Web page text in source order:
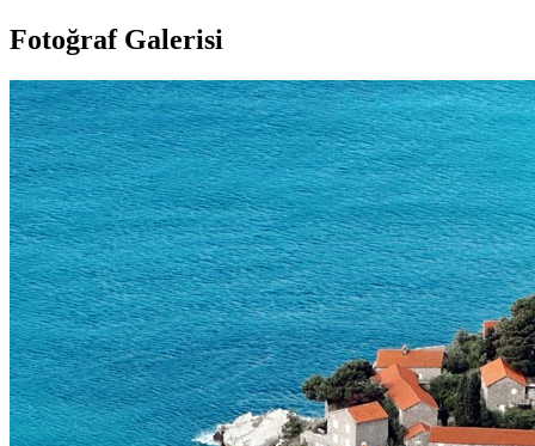
Fotoğraf Galerisi